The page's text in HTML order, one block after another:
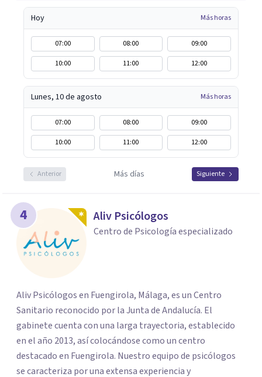
Hoy Más horas
07:00 08:00
09:00
10:00
11:00 12:00
Lunes, 10 de agosto Más horas
07:00 08:00
09:00
10:00
11:00 12:00
Anterior Más días Siguiente
4 Aliv Psicólogos
Centro de Psicología especializado
Aliv Psicólogos en Fuengirola, Málaga, es un Centro
Sanitario reconocido por la Junta de Andalucía. El
gabinete cuenta con una larga trayectoria, establecido
en el año 2013, así colocándose como un centro
destacado en Fuengirola. Nuestro equipo de psicólogos
se caracteriza por una extensa experiencia y